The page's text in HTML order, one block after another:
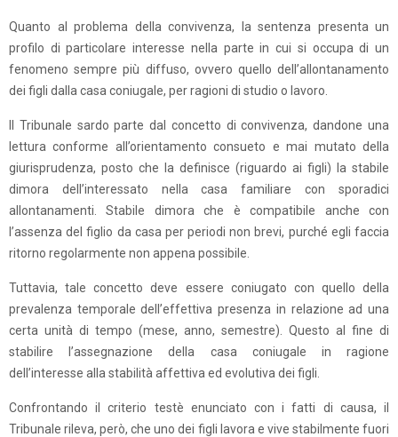
Quanto al problema della convivenza, la sentenza presenta un
profilo di particolare interesse nella parte in cui si occupa di un
fenomeno sempre più diffuso, ovvero quello dell’allontanamento
dei figli dalla casa coniugale, per ragioni di studio o lavoro.
Il Tribunale sardo parte dal concetto di convivenza, dandone una
lettura conforme all’orientamento consueto e mai mutato della
giurisprudenza, posto che la definisce (riguardo ai figli) la stabile
dimora dell’interessato nella casa familiare con sporadici
allontanamenti. Stabile dimora che è compatibile anche con
l’assenza del figlio da casa per periodi non brevi, purché egli faccia
ritorno regolarmente non appena possibile.
Tuttavia, tale concetto deve essere coniugato con quello della
prevalenza temporale dell’effettiva presenza in relazione ad una
certa unità di tempo (mese, anno, semestre). Questo al fine di
stabilire l’assegnazione della casa coniugale in ragione
dell’interesse alla stabilità affettiva ed evolutiva dei figli.
Confrontando il criterio testè enunciato con i fatti di causa, il
Tribunale rileva, però, che uno dei figli lavora e vive stabilmente fuori